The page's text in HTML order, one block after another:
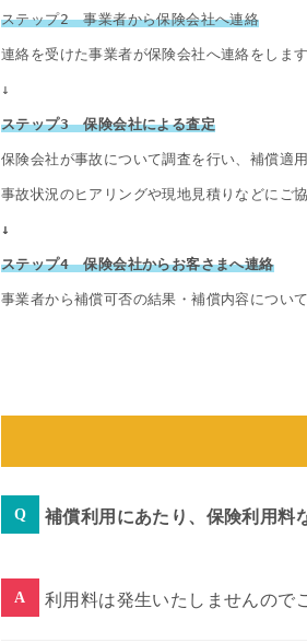
ステップ2　事業者から保険会社へ連絡
連絡を受けた事業者が保険会社へ連絡をします
↓
ステップ3　保険会社による査定
保険会社が事故について調査を行い、補償適
事故状況のヒアリングや現地見積りなどにご
↓
ステップ4　保険会社からお客さまへ連絡
事業者から補償可否の結果・補償内容につい
補償利用にあたり、保険利用料
利用料は発生いたしませんので